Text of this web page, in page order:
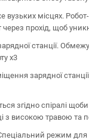
місцях.
прохід, щоб
станції.
x3
зарядної
згідно спіралі
з високою травою
режим